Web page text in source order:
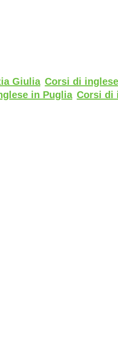
Giulia Corsi di
in Puglia Corsi di